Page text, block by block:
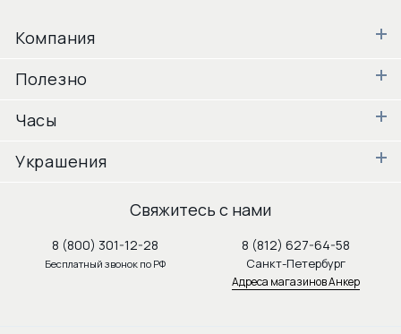
Компания
Полезно
Часы
Украшения
Свяжитесь с нами
8 (800) 301-12-28
Бесплатный звонок по РФ
8 (812) 627-64-58
Санкт-Петербург
Адреса магазинов Анкер